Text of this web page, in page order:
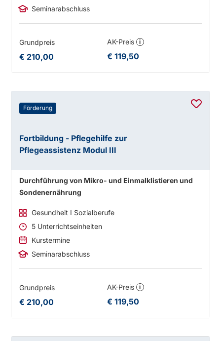
Seminarabschluss
Grundpreis
€ 210,00
AK-Preis i
€ 119,50
Förderung
Fortbildung - Pflegehilfe zur
Pflegeassistenz Modul III
Durchführung von Mikro- und Einmalklistieren und
Sondenernährung
Gesundheit I Sozialberufe
5 Unterrichtseinheiten
Kurstermine
Seminarabschluss
Grundpreis
€ 210,00
AK-Preis i
€ 119,50